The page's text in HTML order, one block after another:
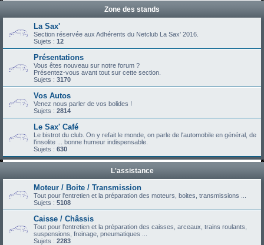
Zone des stands
La Sax'
Section réservée aux Adhérents du Netclub La Sax' 2016.
Sujets : 12
Présentations
Vous êtes nouveau sur notre forum ?
Présentez-vous avant tout sur cette section.
Sujets : 3170
Vos Autos
Venez nous parler de vos bolides !
Sujets : 2814
Le Sax' Café
Le bistrot du club. On y refait le monde, on parle de l'automobile en général, de
l'insolite ... bonne humeur indispensable.
Sujets : 630
L'assistance
Moteur / Boite / Transmission
Tout pour l'entretien et la préparation des moteurs, boites, transmissions ...
Sujets : 5108
Caisse / Châssis
Tout pour l'entretien et la préparation des caisses, arceaux, trains roulants,
suspensions, freinage, pneumatiques ...
Sujets : 2283